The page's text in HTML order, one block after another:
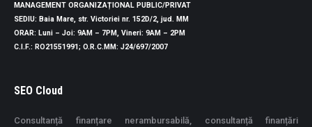
MANAGEMENT ORGANIZAȚIONAL PUBLIC/PRIVAT
SEDIU: Baia Mare, str. Victoriei nr. 152D/2, jud. MM
ORAR: Luni – Joi: 9AM – 7PM, Vineri: 9AM – 2PM
C.I.F.: RO21551991; O.R.C.MM: J24/697/2007
SEO Cloud
Consultanță finanțare nerambursabilă, consultanță finanțări